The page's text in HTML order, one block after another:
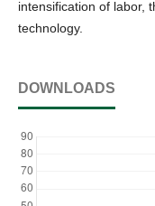
intensification of labor,
technology.
DOWNLOADS